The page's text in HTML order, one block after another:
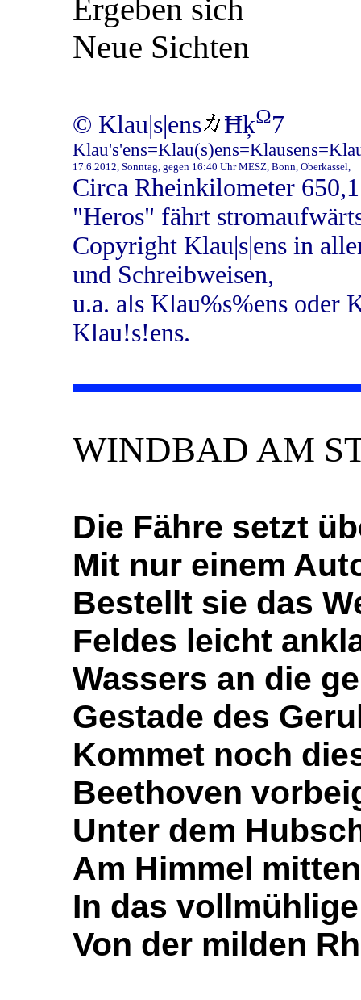
Ergeben sich
Neue Sichten
© Klau|s|ens ĦķΩ7
17.6.2012, Sonntag, gegen 16:40 Uhr MESZ, Bonn, Oberkassel,
Circa Rheinkilometer
"Heros" fährt
Copyright Klau|s|ens in
und Schreibweisen,
u.a. als Klau%s%ens oder
Klau!s!ens.
WINDBAD AM
Die Fähre setzt
Mit nur einem
Bestellt sie das
Feldes leicht
Wassers an die
Gestade des
Kommet noch
Beethoven
Unter dem
Am Himmel mitten
In das
Von der milden